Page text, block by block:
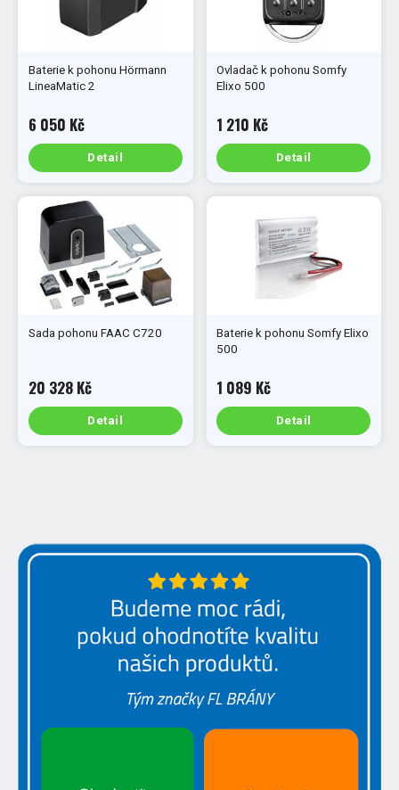
Baterie k pohonu Hörmann
LineaMatic 2
6 050 Kč
Detail
Ovladač k pohonu Somfy
Elixo 500
1 210 Kč
Detail
Sada pohonu FAAC C720
20 328 Kč
Detail
Baterie k pohonu Somfy Elixo
500
1 089 Kč
Detail